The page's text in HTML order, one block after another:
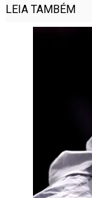
LEIA TAMBÉM